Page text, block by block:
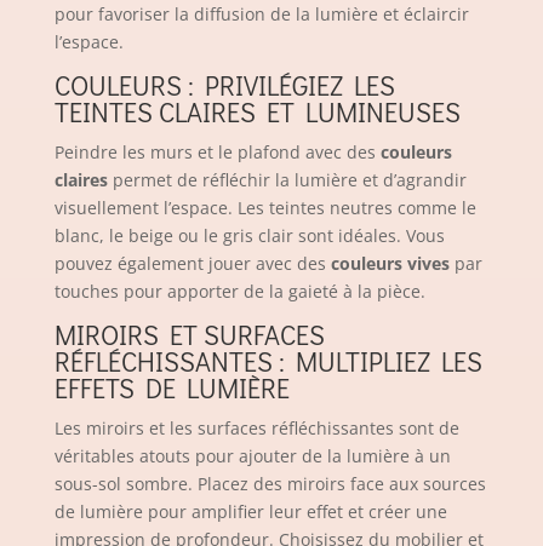
pour favoriser la diffusion de la lumière et éclaircir
l’espace.
COULEURS : PRIVILÉGIEZ LES
TEINTES CLAIRES ET LUMINEUSES
Peindre les murs et le plafond avec des couleurs
clairespermet de réfléchir la lumière et d’agrandir
visuellement l’espace. Les teintes neutres comme le
blanc, le beige ou le gris clair sont idéales. Vous
pouvez également jouer avec des couleurs vivespar
touches pour apporter de la gaieté à la pièce.
MIROIRS ET SURFACES
RÉFLÉCHISSANTES : MULTIPLIEZ LES
EFFETS DE LUMIÈRE
Les miroirs et les surfaces réfléchissantes sont de
véritables atouts pour ajouter de la lumière à un
sous-sol sombre. Placez des miroirs face aux sources
de lumière pour amplifier leur effet et créer une
impression de profondeur. Choisissez du mobilier et